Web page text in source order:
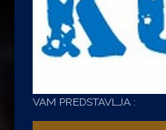
VAM PREDSTAVLJA :